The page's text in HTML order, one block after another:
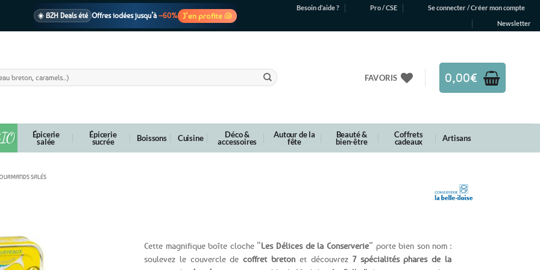
☀️ BZH Deals été Offres iodées jusqu’à –60% J’en profite 🐚
Besoin d’aide ? Pro / CSE
Se connecter / Créer mon compte
Newsletter
FAVORIS 0,00€
Épicerie
salée
Épicerie
sucrée Boissons Cuisine Déco &
accessoires
Autour de la
fête
Beauté &
bien-être
Coffrets
cadeaux Artisans
SALÉS
Cette magnifique boîte cloche “Les Délices de la Conserverie” porte bien son nom :
soulevez le couvercle decoffret breton et découvrez 7 spécialités phares de la